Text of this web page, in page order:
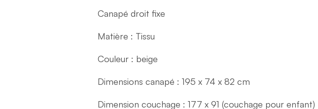
Canapé droit fixe
Matière : Tissu
Couleur : beige
Dimensions canapé : 195 x 74 x 82 cm
Dimension couchage : 177 x 91 (couchage pour enfant)